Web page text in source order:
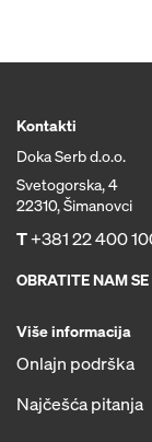
Kontakti
Doka Serb d.o.o.
Svetogorska, 4
22310, Šimanovci
T+381 22 400
OBRATITE NAM
Više informacija
Onlajn podrška
Najčešća pitanja